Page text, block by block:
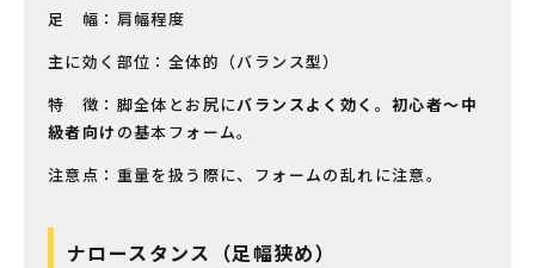
足 幅：肩幅程度
主に効く部位：全体的（バランス型）
特 徴：脚全体とお尻にバランスよく効く 。初心者〜中
級者向け の基本フォーム。
注意点：重量を扱う際に、フォームの乱れに注意。
ナロースタンス（足幅狭め）